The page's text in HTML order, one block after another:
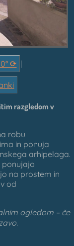
⟳ |
razgledom v
robu
in ponuja
arhipelaga.
ponujajo
na prostem in
od
ogledom – če